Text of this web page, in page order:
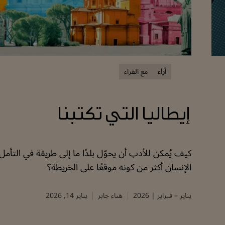
آراء مع القراء
إيطاليا التي تكتبنا
كيف يُمكن للأدب أن يحوّل بلدًا ما إلى طريقة في
الإنسان أكثر من كونه موقعًا على الخريطة؟
يناير – فبراير | 2026 هناء جابر يناير 14, 2026